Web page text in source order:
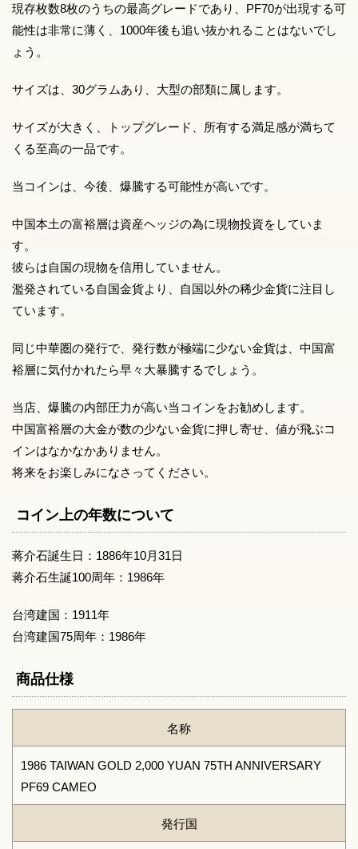
現存枚数8枚のうちの最高グレードであり、PF70が出現する可
能性は非常に薄く、1000年後も追い抜かれることはないでし
ょう。
サイズは、30グラムあり、大型の部類に属します。
サイズが大きく、トップグレード、所有する満足感が満ちて
くる至高の一品です。
当コインは、今後、爆騰する可能性が高いです。
中国本土の富裕層は資産ヘッジの為に現物投資をしていま
す。
彼らは自国の現物を信用していません。
濫発されている自国金貨より、自国以外の稀少金貨に注目し
ています。
同じ中華圏の発行で、発行数が極端に少ない金貨は、中国富
裕層に気付かれたら早々大暴騰するでしょう。
当店、爆騰の内部圧力が高い当コインをお勧めします。
中国富裕層の大金が数の少ない金貨に押し寄せ、値が飛ぶコ
インはなかなかありません。
将来をお楽しみになさってください。
コイン上の年数について
蒋介石誕生日：1886年10月31日
蒋介石生誕100周年：1986年
台湾建国：1911年
台湾建国75周年：1986年
商品仕様
名称
1986 TAIWAN GOLD 2,000 YUAN 75TH ANNIVERSARY
PF69 CAMEO
発行国